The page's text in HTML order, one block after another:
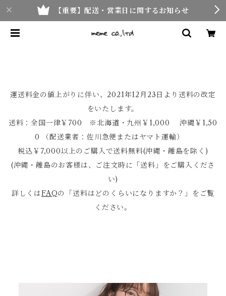
【重要】配送・営業日に関するお知らせ
運送料金の値上がりに伴い、2021年12月23日より送料の改定
をいたします。
送料：全国一律￥700 ※北海道・九州￥1,000 沖縄￥1,50
0 （配送業者：佐川急便またはヤマト運輸）
税込￥7,000以上のご購入で送料無料(沖縄・離島を除く)
(沖縄・離島のお客様は、ご注文時に「送料」をご購入くださ
い)
詳しくはFAQの「送料はどのくらいになりますか？」をご覧
ください。